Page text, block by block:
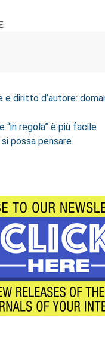
e diritto d’autore:
“in regola” è più facile
possa pensare